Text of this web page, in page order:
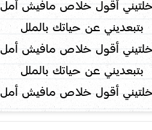
أقول خلاص مافيش أمل
بتبعديني عن حياتك بالملل
أقول خلاص مافيش أمل
بتبعديني عن حياتك بالملل
أقول خلاص مافيش أمل